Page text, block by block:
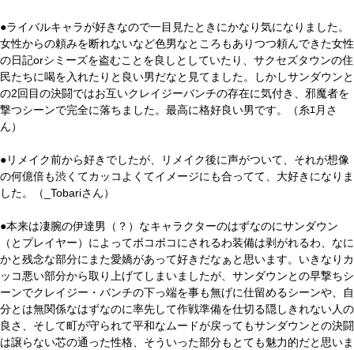
●ライバルキャラが好きなので一目見たときにかなり気になりました。
女性からの頼みを断れないなど色男なところもありつつ頼んできた女性
の日記orシミーズを盗むことを良しとしていたり、サクセズタウンの住
民たちに喝を入れたりと良い男だなと見てました。しかしサンダウンと
の2回目の決闘ではお互いクレイジーバンチの存在に気付き、邪魔者を
撃つシーンで完全に落ちました。最高に格好良い男です。（糸ｴ月さ
ん）
●リメイク前から好きでしたが、リメイク後に声がついて、それが想像
の何億倍も渋くてカッコよくてイメージにも合ってて、大好きになりま
した。（_Tobariさん）
●本来は凄腕の伊達男（？）なキャラクターのはずなのにサンダウン
（とプレイヤー）によってボコボコにされるわ装備は剥がれるわ、なに
かと残念な部分にまた愛嬌があって好きだなぁと思います。いきなりカ
ッコ悪い部分から取り上げてしまいましたが、サンダウンとの早撃ちシ
ーンでクレイジー・バンチの下っ端を事も無げに仕留めるシーンや、自
分とは無関係なはずなのに率先して作戦準備を仕切る隠しきれない人の
良さ、そして町が守られて平和なムードが戻ってもサンダウンとの決闘
は譲らない芯の通った性格、そういった部分もとても魅力的だと思いま